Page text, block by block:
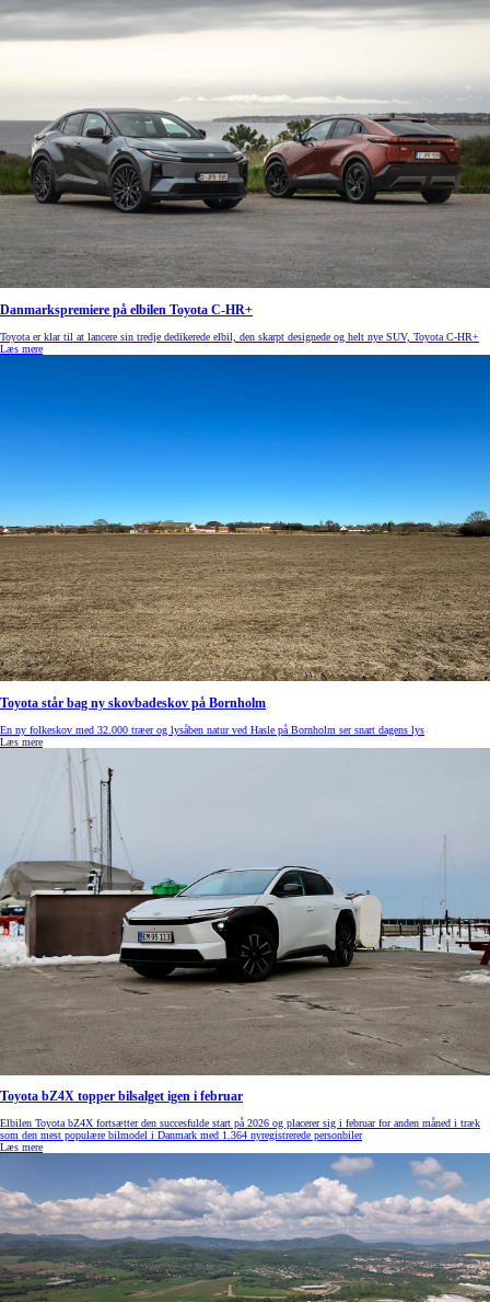
Danmarkspremiere på elbilen Toyota C-HR+
Toyota er klar til at lancere sin tredje dedikerede elbil, den skarpt designede og helt nye SUV, Toyota C-HR+
Læs mere
Toyota står bag ny skovbadeskov på Bornholm
En ny folkeskov med 32.000 træer og lysåben natur ved Hasle på Bornholm ser snart dagens lys
Læs mere
Toyota bZ4X topper bilsalget igen i februar
Elbilen Toyota bZ4X fortsætter den succesfulde start på 2026 og placerer sig i februar for anden måned i træk
som den mest populære bilmodel i Danmark med 1.364 nyregistrerede personbiler
Læs mere